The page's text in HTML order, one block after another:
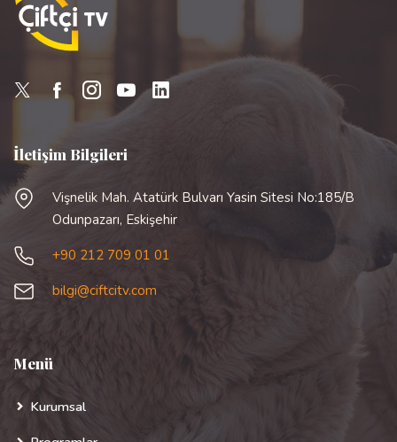
İletişim Bilgileri
Vişnelik Mah. Atatürk Bulvarı Yasin Sitesi No:185/B
Odunpazarı, Eskişehir
+90 212 709 01 01
bilgi@ciftcitv.com
Menü
Kurumsal